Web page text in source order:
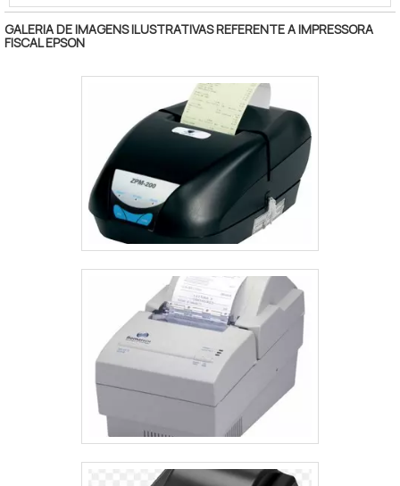
sua produção foi aumentada. Passou a ser
produzido com tinta, almofada em seu bojo e
portabilidade com maior segurança e limpeza.MAIS
DETALHES SOBRE O PRODUTOUma das
GALERIA DE IMAGENS ILUSTRATIVAS REFERENTE A IMPRESSORA
FISCAL EPSON